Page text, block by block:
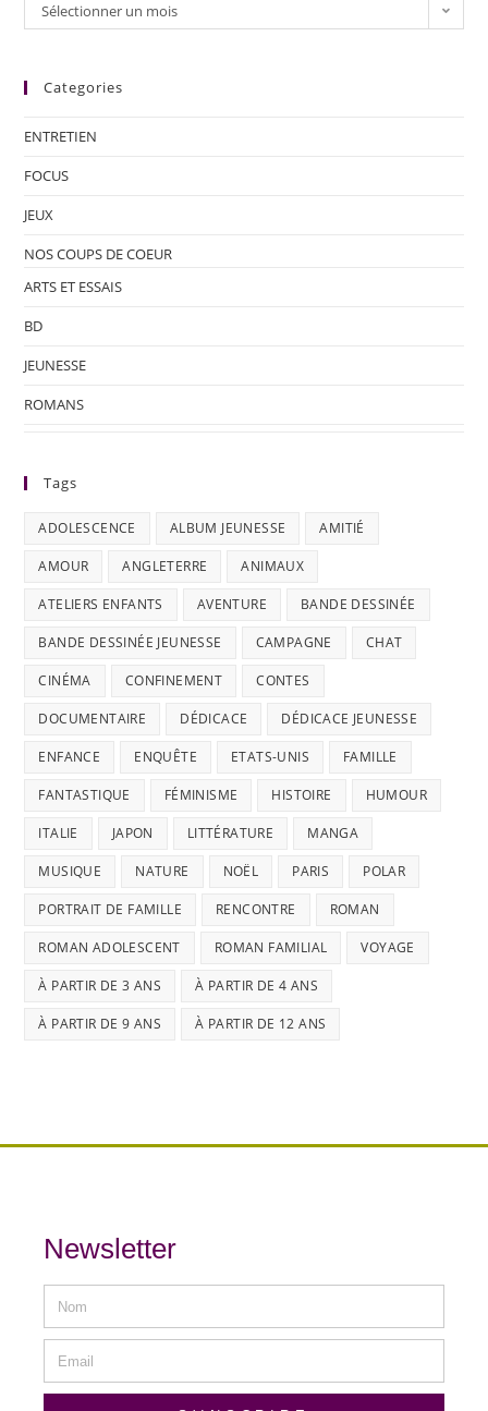
Sélectionner un mois
Categories
ENTRETIEN
FOCUS
JEUX
NOS COUPS DE COEUR
ARTS ET ESSAIS
BD
JEUNESSE
ROMANS
Tags
ADOLESCENCE ALBUM JEUNESSE AMITIÉ
AMOUR ANGLETERRE ANIMAUX
ATELIERS ENFANTS AVENTURE BANDE DESSINÉE
BANDE DESSINÉE JEUNESSE CAMPAGNE CHAT
CINÉMA CONFINEMENT CONTES
DOCUMENTAIRE DÉDICACE DÉDICACE JEUNESSE
ENFANCE ENQUÊTE ETATS-UNIS FAMILLE
FANTASTIQUE FÉMINISME HISTOIRE HUMOUR
ITALIE JAPON LITTÉRATURE MANGA
MUSIQUE NATURE NOËL PARIS POLAR
PORTRAIT DE FAMILLE RENCONTRE ROMAN
ROMAN ADOLESCENT ROMAN FAMILIAL VOYAGE
À PARTIR DE 3 ANS À PARTIR DE 4 ANS
À PARTIR DE 9 ANS À PARTIR DE 12 ANS
Newsletter